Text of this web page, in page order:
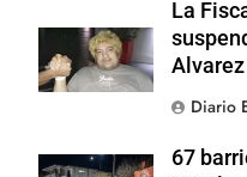
La
Alvarez
Diario
67